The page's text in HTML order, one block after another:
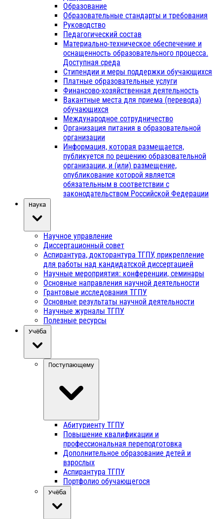
Образование
Образовательные стандарты и требования
Руководство
Педагогический состав
Материально-техническое обеспечение и
оснащенность образовательного процесса.
Доступная среда
Стипендии и меры поддержки обучающихся
Платные образовательные услуги
Финансово-хозяйственная деятельность
Вакантные места для приема (перевода)
обучающихся
Международное сотрудничество
Организация питания в образовательной
организации
Информация, которая размещается,
публикуется по решению образовательной
организации, и (или) размещение,
опубликование которой является
обязательным в соответствии с
законодательством Российской Федерации
Наука
Научное управление
Диссертационный совет
Аспирантура, докторантура ТГПУ, прикрепление
для работы над кандидатской диссертацией
Научные мероприятия: конференции, семинары
Основные направления научной деятельности
Грантовые исследования ТГПУ
Основные результаты научной деятельности
Научные журналы ТГПУ
Полезные ресурсы
Учёба
Поступающему
Абитуриенту ТГПУ
Повышение квалификации и
профессиональная переподготовка
Дополнительное образование детей и
взрослых
Аспирантура ТГПУ
Портфолио обучающегося
Учёба